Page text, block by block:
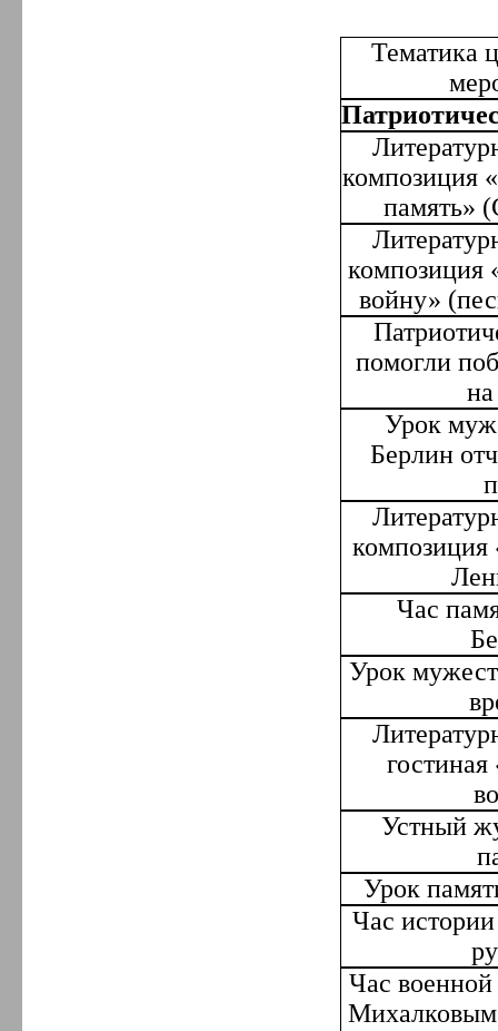
Тематика
композиция
память»
композиция
войну»
помогли
Урок
Берлин
композиция
Час
Урок
Устный
Урок
Час
Час
Михалковым